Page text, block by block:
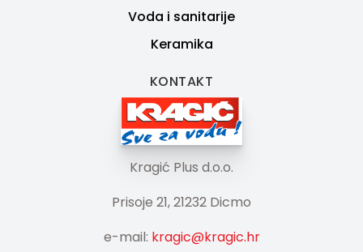
Voda i sanitarije
Keramika
KONTAKT
Kragić Plus d.o.o.
Prisoje 21, 21232 Dicmo
e-mail: kragic@kragic.hr